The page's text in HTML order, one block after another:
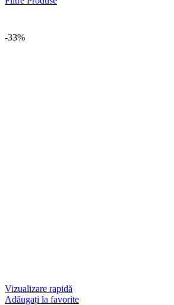
-33%
Vizualizare rapidă
Adăugați la favorite